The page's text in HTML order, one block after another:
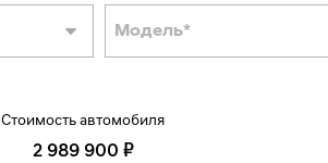
Модель*
Стоимость автомобиля
2 989 900 ₽